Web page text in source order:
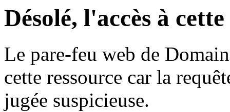
Désolé, l'accès à
Le pare-feu web de
cette ressource car la
jugée suspicieuse.